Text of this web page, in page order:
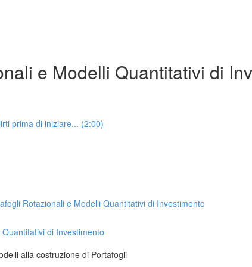
e Modelli Quantitativi di
prima di iniziare... (2:00)
Rotazionali e Modelli Quantitativi di Investimento
di Investimento
alla costruzione di Portafogli